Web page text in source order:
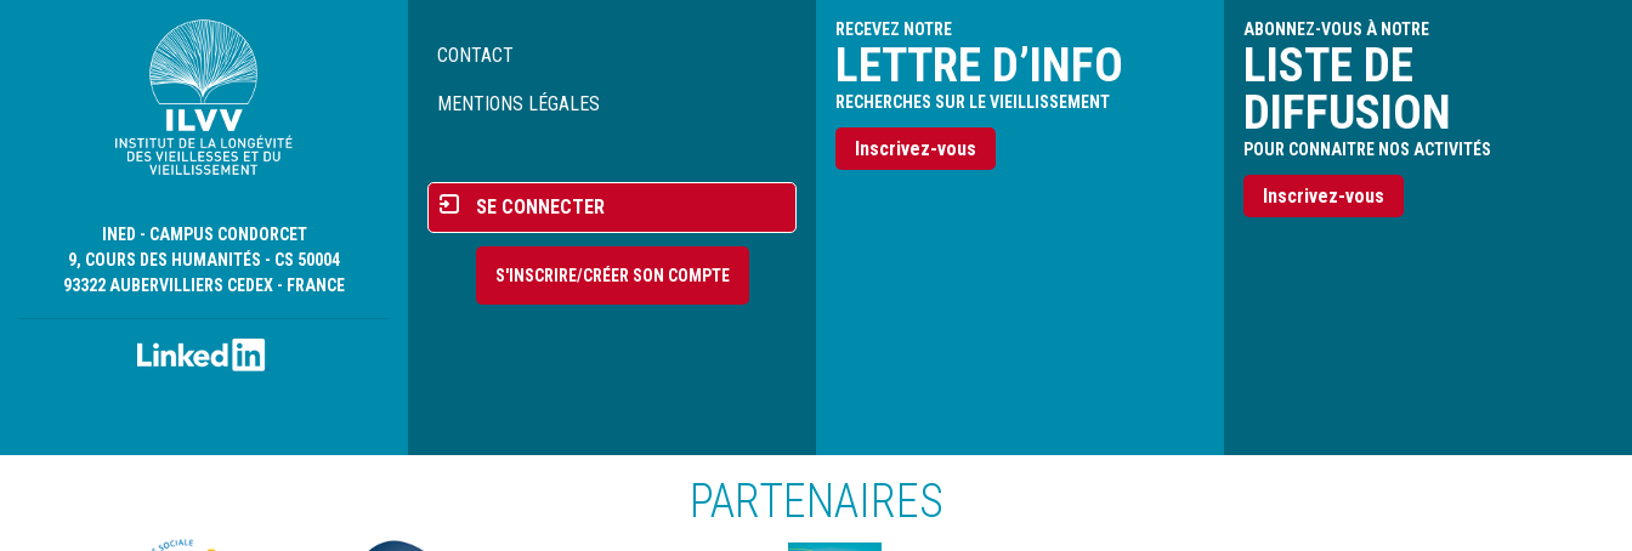
INED - CAMPUS CONDORCET
9, COURS DES HUMANITÉS - CS 50004
93322 AUBERVILLIERS CEDEX - FRANCE
Menu
de
CONTACT
MENTIONS LÉGALES
Menu
du
compte
l'utilisateur
SE CONNECTER
S'INSCRIRE/CRÉER SON COMPTE
RECEVEZ NOTRE
LETTRE D’INFO
RECHERCHES SUR LE VIEILLISSEMENT
Inscrivez-vous
ABONNEZ-VOUS À NOTRE
LISTE DE
DIFFUSION
POUR CONNAITRE NOS ACTIVITÉS
Inscrivez-vous
PARTENAIRES